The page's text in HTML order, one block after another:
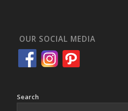
OUR SOCIAL MEDIA
Search